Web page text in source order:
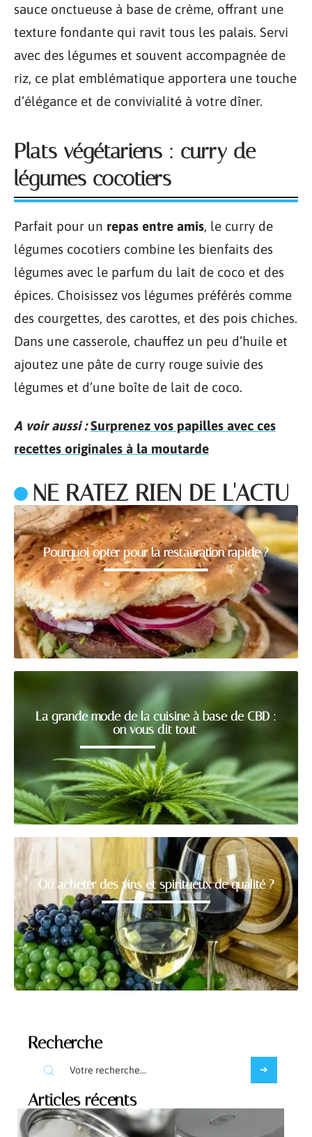
sauce onctueuse à base de crème, offrant une
texture fondante qui ravit tous les palais. Servi
avec des légumes et souvent accompagnée de
riz, ce plat emblématique apportera une touche
d’élégance et de convivialité à votre dîner.
Plats végétariens : curry de
légumes cocotiers
Parfait pour un repas entre amis, le curry de
légumes cocotiers combine les bienfaits des
légumes avec le parfum du lait de coco et des
épices. Choisissez vos légumes préférés comme
des courgettes, des carottes, et des pois chiches.
Dans une casserole, chauffez un peu d’huile et
ajoutez une pâte de curry rouge suivie des
légumes et d’une boîte de lait de coco.
A voir aussi : Surprenez vos papilles avec ces
recettes originales à la moutarde
NE RATEZ RIEN DE L'ACTU
Pourquoi opter pour la restauration rapide ?
La grande mode de la cuisine à base de CBD :
on vous dit tout
Où acheter des vins et spiritueux de qualité ?
Recherche
Articles récents